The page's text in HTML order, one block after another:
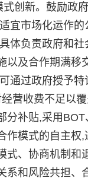
新。鼓励政府
宜市场化运作
体负责政府和
以及合作期满
可通过政府授
营收费不足以
分补贴,采用
作模式的自主
式、协商机制
和风险共担、